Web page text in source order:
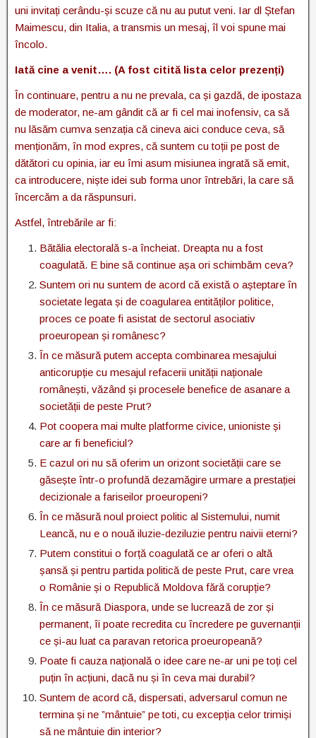
uni invitați cerându-și scuze că nu au putut veni. Iar dl Ștefan
Maimescu, din Italia, a transmis un mesaj, îl voi spune mai
încolo.
Iată cine a venit…. (A fost citită lista celor prezenți)
În continuare, pentru a nu ne prevala, ca și gazdă, de ipostaza
de moderator, ne-am gândit că ar fi cel mai inofensiv, ca să
nu lăsăm cumva senzația că cineva aici conduce ceva, să
menționăm, în mod expres, că suntem cu toții pe post de
dătători cu opinia, iar eu îmi asum misiunea ingrată să emit,
ca introducere, niște idei sub forma unor întrebări, la care să
încercăm a da răspunsuri.
Astfel, întrebările ar fi:
Bătălia electorală s-a încheiat. Dreapta nu a fost
coagulată. E bine să continue așa ori schimbăm ceva?
Suntem ori nu suntem de acord că există o așteptare în
societate legata și de coagularea entităților politice,
proces ce poate fi asistat de sectorul asociativ
proeuropean și românesc?
În ce măsură putem accepta combinarea mesajului
anticorupție cu mesajul refacerii unității naționale
românești, văzând și procesele benefice de asanare a
societății de peste Prut?
Pot coopera mai multe platforme civice, unioniste și
care ar fi beneficiul?
E cazul ori nu să oferim un orizont societății care se
găsește într-o profundă dezamăgire urmare a prestației
decizionale a fariseilor proeuropeni?
În ce măsură noul proiect politic al Sistemului, numit
Leancă, nu e o nouă iluzie-deziluzie pentru naivii eterni?
Putem constitui o forță coagulată ce ar oferi o altă
șansă și pentru partida politică de peste Prut, care vrea
o Românie și o Republică Moldova fără corupție?
În ce măsură Diaspora, unde se lucrează de zor și
permanent, îi poate recredita cu încredere pe guvernanții
ce și-au luat ca paravan retorica proeuropeană?
Poate fi cauza națională o idee care ne-ar uni pe toți cel
puțin în acțiuni, dacă nu și în ceva mai durabil?
Suntem de acord că, dispersati, adversarul comun ne
termina și ne ”mântuie” pe toti, cu excepția celor trimiși
să ne mântuie din interior?